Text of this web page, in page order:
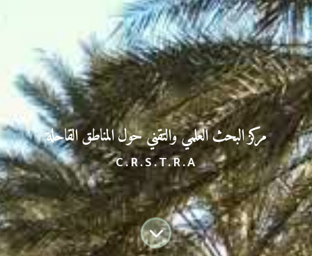
مركز البحث العلميوالتقني حول المناطق القاحلة
C.R.S.T.R.A